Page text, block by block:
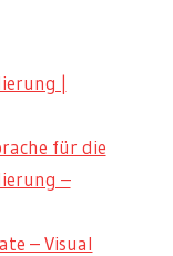
|
für die
–
– Visual